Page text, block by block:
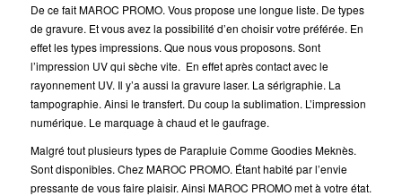
De ce fait MAROC PROMO. Vous propose une longue liste. De types
de gravure. Et vous avez la possibilité d’en choisir votre préférée. En
effet les types impressions. Que nous vous proposons. Sont
l’impression UV qui sèche vite. En effet après contact avec le
rayonnement UV. Il y’a aussi la gravure laser. La sérigraphie. La
tampographie. Ainsi le transfert. Du coup la sublimation. L’impression
numérique. Le marquage à chaud et le gaufrage.
Malgré tout plusieurs types de Parapluie Comme Goodies Meknès.
Sont disponibles. Chez MAROC PROMO. Étant habité par l’envie
pressante de vous faire plaisir. Ainsi MAROC PROMO met à votre état.